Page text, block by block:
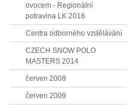
ovocem - Regionální
potravina LK 2016
Centra odborného vzdělávání
CZECH SNOW POLO
MASTERS 2014
červen 2008
červen 2009